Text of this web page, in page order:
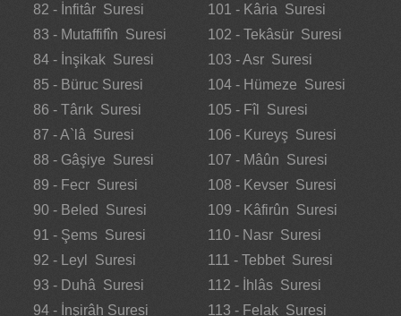
82 - İnfitâr Suresi
83 - Mutaffifîn Suresi
84 - İnşikak Suresi
85 - Büruc Suresi
86 - Târık Suresi
87 - A`lâ Suresi
88 - Gâşiye Suresi
89 - Fecr Suresi
90 - Beled Suresi
91 - Şems Suresi
92 - Leyl Suresi
93 - Duhâ Suresi
94 - İnşirâh Suresi
101 - Kâria Suresi
102 - Tekâsür Suresi
103 - Asr Suresi
104 - Hümeze Suresi
105 - Fîl Suresi
106 - Kureyş Suresi
107 - Mâûn Suresi
108 - Kevser Suresi
109 - Kâfirûn Suresi
110 - Nasr Suresi
111 - Tebbet Suresi
112 - İhlâs Suresi
113 - Felak Suresi